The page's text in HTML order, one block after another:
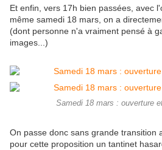
Et enfin, vers 17h bien passées, avec
même samedi 18 mars, on a
(dont personne n'a vraiment pensé à
images...)
Samedi 18 mars : ouverture
On passe donc sans grande transition
pour cette proposition un tantinet